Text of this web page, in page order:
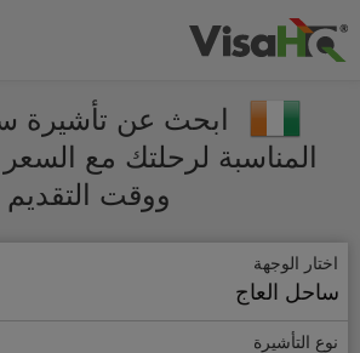
ابحث عن تأشيرة
المناسبة لرحلتك مع
ووقت التقديم
اختار الوجهة
ساحل العاج
نوع التأشيرة